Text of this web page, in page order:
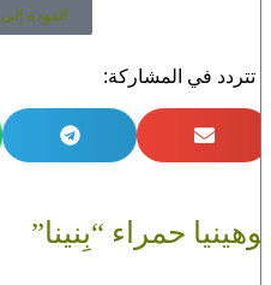
العودة إلى
تتردد في المشاركة:
حمراء “بِنينا”